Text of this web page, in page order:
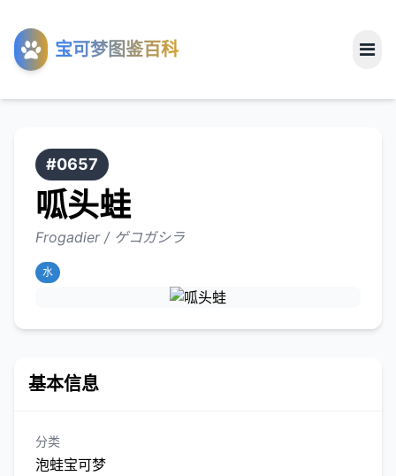
宝可梦图鉴百科
工具
关于
#0657
呱头蛙
Frogadier / ゲコガシラ
水
基本信息
分类
泡蛙宝可梦